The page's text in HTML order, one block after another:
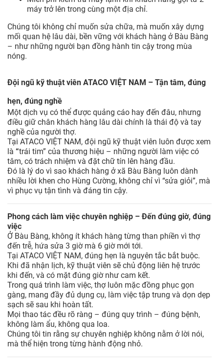
máy trở lên trong cùng một địa chỉ.
Chúng tôi không chỉ muốn sửa chữa, mà muốn xây dựng
mối quan hệ lâu dài, bền vững với khách hàng ở Bàu Bàng
– như những người bạn đồng hành tin cậy trong mùa
nóng.
Đội ngũ kỹ thuật viên ATACO VIỆT NAM – Tận tâm, đúng
hẹn, đúng nghề
Một dịch vụ có thể được quảng cáo hay đến đâu, nhưng
điều giữ chân khách hàng lâu dài chính là thái độ và tay
nghề của người thợ.
Tại ATACO VIỆT NAM, đội ngũ kỹ thuật viên luôn được xem
là “trái tim” của thương hiệu – những người làm việc có
tâm, có trách nhiệm và đặt chữ tín lên hàng đầu.
Đó là lý do vì sao khách hàng ở xã Bàu Bàng luôn dành
nhiều lời khen cho Hùng Cường, không chỉ vì “sửa giỏi”, mà
vì phục vụ tận tình và đáng tin cậy.
Phong cách làm việc chuyên nghiệp – Đến đúng giờ, đúng
việc
Ở Bàu Bàng, không ít khách hàng từng than phiền vì thợ
đến trễ, hứa sửa 3 giờ mà 6 giờ mới tới.
Tại ATACO VIỆT NAM, đúng hẹn là nguyên tắc bắt buộc.
Khi đã nhận lịch, kỹ thuật viên sẽ chủ động liên hệ trước
khi đến, và có mặt đúng giờ như cam kết.
Trong quá trình làm việc, thợ luôn mặc đồng phục gọn
gàng, mang đầy đủ dụng cụ, làm việc tập trung và dọn dẹp
sạch sẽ sau khi hoàn tất.
Mọi thao tác đều rõ ràng – đúng quy trình – đúng bệnh,
không làm ẩu, không qua loa.
Chúng tôi tin rằng sự chuyên nghiệp không nằm ở lời nói,
mà thể hiện trong từng hành động nhỏ.